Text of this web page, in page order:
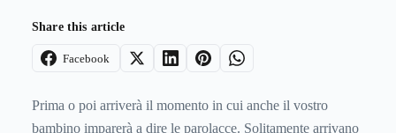
Share this article
Facebook
Prima o poi arriverà il momento in cui anche il vostro
bambino imparerà a dire le parolacce. Solitamente arrivano